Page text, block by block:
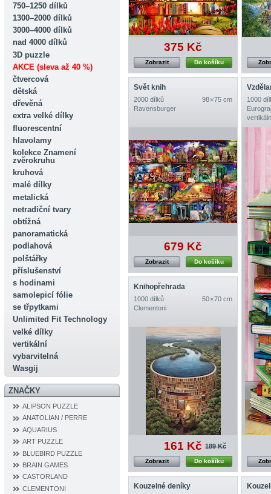
750–1250 dílků
1300–2000 dílků
3000–4000 dílků
nad 4000 dílků
3D puzzle
AKCE (sleva až 40 %)
čtvercová
dětská
dřevěná
extra velké dílky
fluorescentní
hlavolamy
kolekce Znamení
zvěrokruhu
kruhová
malé dílky
metalická
netradiční tvary
obtížná
panoramatická
podlahová
polštářky
příslušenství
s hodinami
samolepicí fólie
se třpytkami
Unlimited Fit Technology
velké dílky
vertikální
vybarvitelná
Wasgij
ZNAČKY
ALIPSON PUZZLE
ANATOLIAN / PERRE
AQUARIUS
ART PUZZLE
BLUEBIRD PUZZLE
BRAIN GAMES
CASTORLAND
CLEMENTONI
375 Kč
Do košíku
Zobrazit
Svět knih
2000 dílků
98 × 75 cm
Ravensburger
679 Kč
Do košíku
Zobrazit
1000
Knihopřehrada
1000 dílků
50 × 70 cm
Clementoni
161 Kč 189 Kč
Do košíku
Zobrazit
Kouzelné deníky